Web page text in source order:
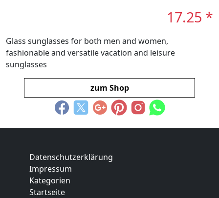
17.25 *
Glass sunglasses for both men and women,
fashionable and versatile vacation and leisure
sunglasses
zum Shop
Datenschutzerklärung
Impressum
Kategorien
Startseite